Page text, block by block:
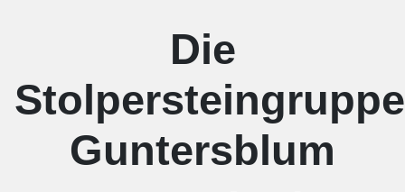
Die
Stolpersteingruppe
Guntersblum